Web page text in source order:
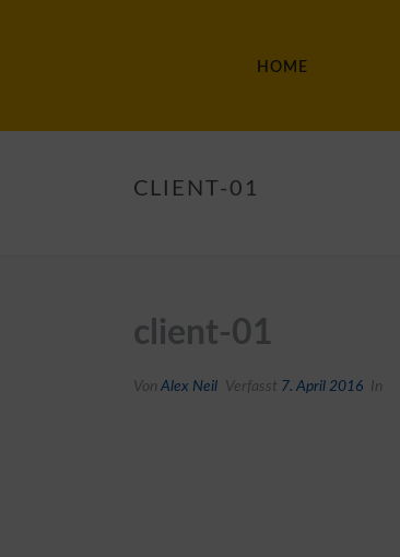
HOME
CLIENT-01
client-01
Von Alex Neil Verfasst 7. April 2016 In